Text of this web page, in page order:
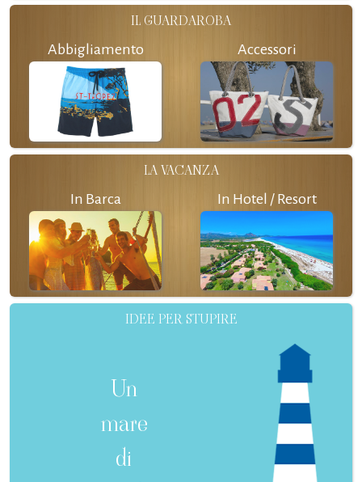
IL GUARDAROBA
Abbigliamento Accessori
LA VACANZA
In Barca In Hotel / Resort
IDEE PER STUPIRE
Un
mare
di